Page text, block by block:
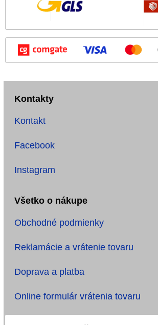
Kontakty
Kontakt
Facebook
Instagram
Všetko o nákupe
Obchodné podmienky
Reklamácie a vrátenie tovaru
Doprava a platba
Online formulár vrátenia tovaru